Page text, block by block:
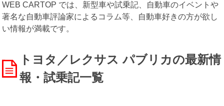
WEB CARTOP では、新型車や試乗記、自動車のイベントや
著名な自動車評論家によるコラム等、自動車好きの方が欲し
い情報が満載です。
トヨタ／レクサス パブリカの最新情
報・試乗記一覧